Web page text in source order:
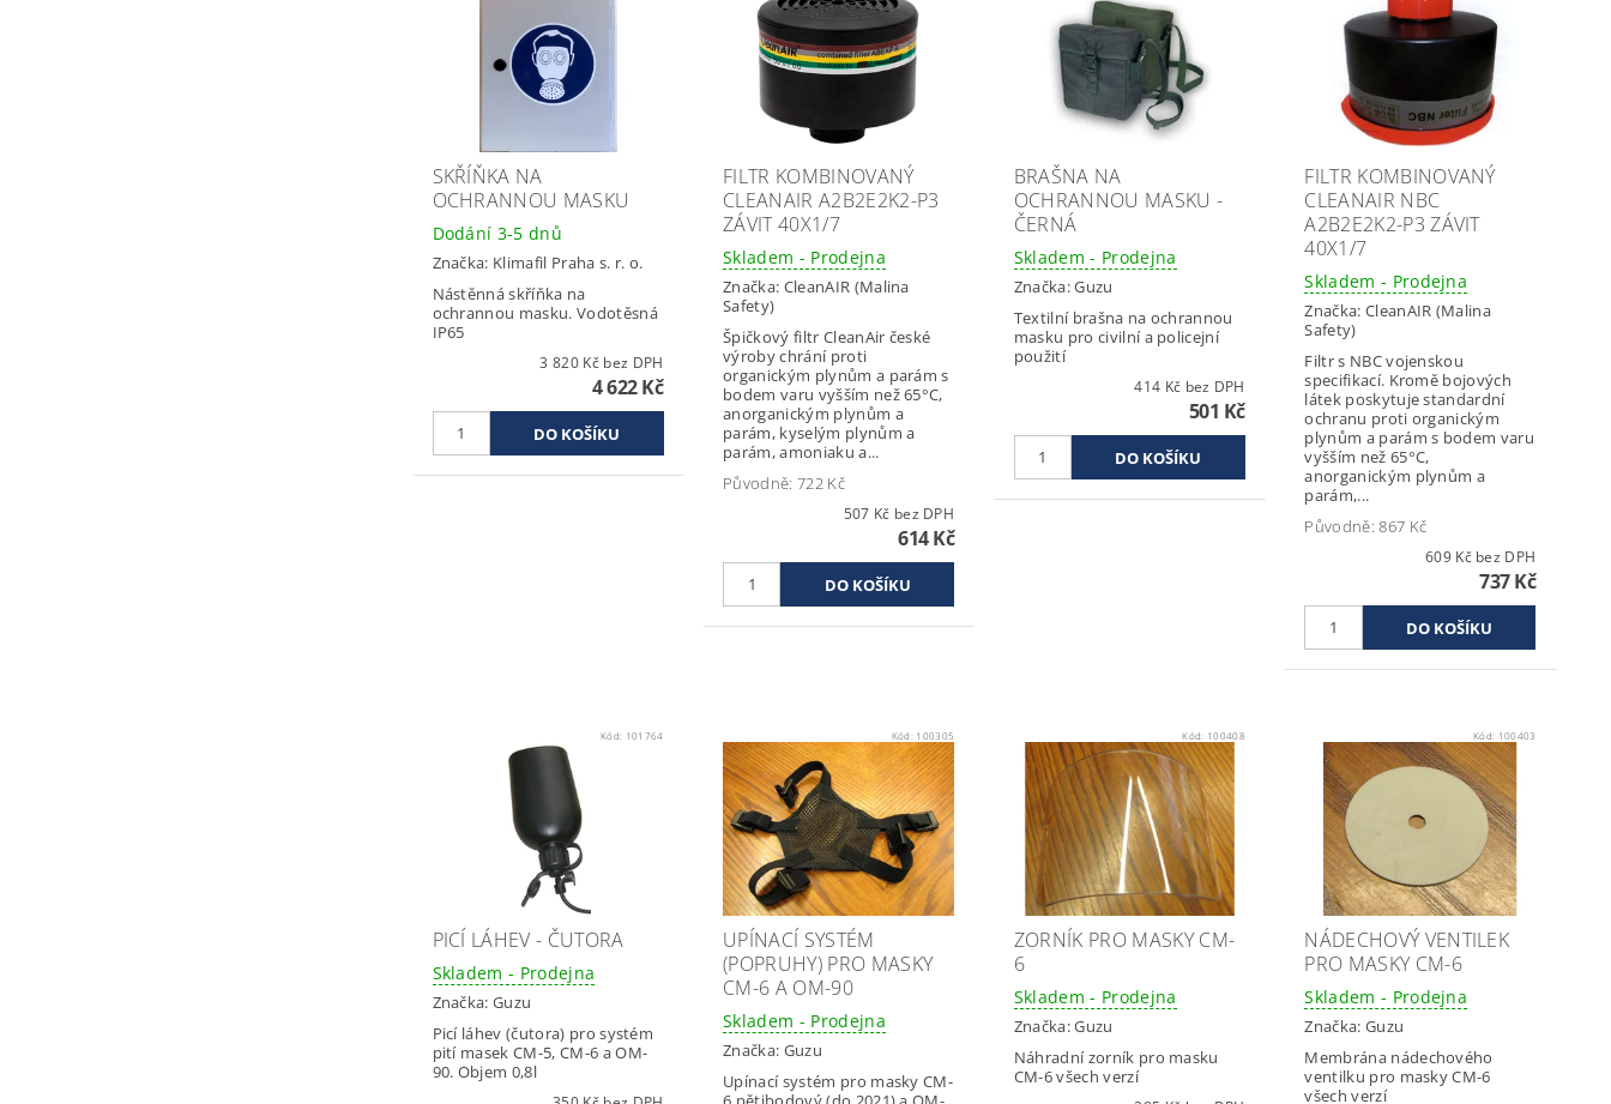
SKŘÍŇKA NA
OCHRANNOU MASKU
Dodání 3-5 dnů
Značka: Klimafil Praha s. r. o.
Nástěnná skříňka na
ochrannou masku. Vodotěsná
IP65
3 820 Kč bez DPH
4 622 Kč
FILTR KOMBINOVANÝ
CLEANAIR A2B2E2K2-P3
ZÁVIT 40X1/7
Skladem - Prodejna
Značka: CleanAIR (Malina
Safety)
Špičkový filtr CleanAir české
výroby chrání proti
organickým plynům a parám s
bodem varu vyšším než 65°C,
anorganickým plynům a
parám, kyselým plynům a
parám, amoniaku a...
Původně: 722 Kč
507 Kč bez DPH
614 Kč
BRAŠNA NA
OCHRANNOU MASKU -
ČERNÁ
Skladem - Prodejna
Značka:Guzu
Textilní brašna na ochrannou
masku pro civilní a policejní
použití
414 Kč bez DPH
501 Kč
FILTR KOMBINOVANÝ
CLEANAIR NBC
A2B2E2K2-P3 ZÁVIT
40X1/7
Skladem - Prodejna
Značka: CleanAIR (Malina
Safety)
Filtr s NBC vojenskou
specifikací. Kromě bojových
látek poskytuje standardní
ochranu proti organickým
plynům a parám s bodem varu
vyšším než 65°C,
anorganickým plynům a
parám,...
Původně:867 Kč
609 Kč bez DPH
737 Kč
Kód: 101764
PICÍ LÁHEV - ČUTORA
Skladem - Prodejna
Značka:Guzu
Picí láhev (čutora) pro systém
pití masek CM-5, CM-6 a OM-
90. Objem 0,8l
Kód: 100305
UPÍNACÍ SYSTÉM
(POPRUHY) PRO MASKY
CM-6 A OM-90
Skladem - Prodejna
Značka: Guzu
Upínací systém pro masky CM-
Kód: 100408
ZORNÍK PRO MASKY CM-
6
Skladem - Prodejna
Značka:Guzu
Náhradní zorník pro masku
CM-6 všech verzí
Kód: 100403
NÁDECHOVÝ VENTILEK
PRO MASKY CM-6
Skladem - Prodejna
Značka: Guzu
Membrána nádechového
ventilku pro masky CM-6
všech verzí